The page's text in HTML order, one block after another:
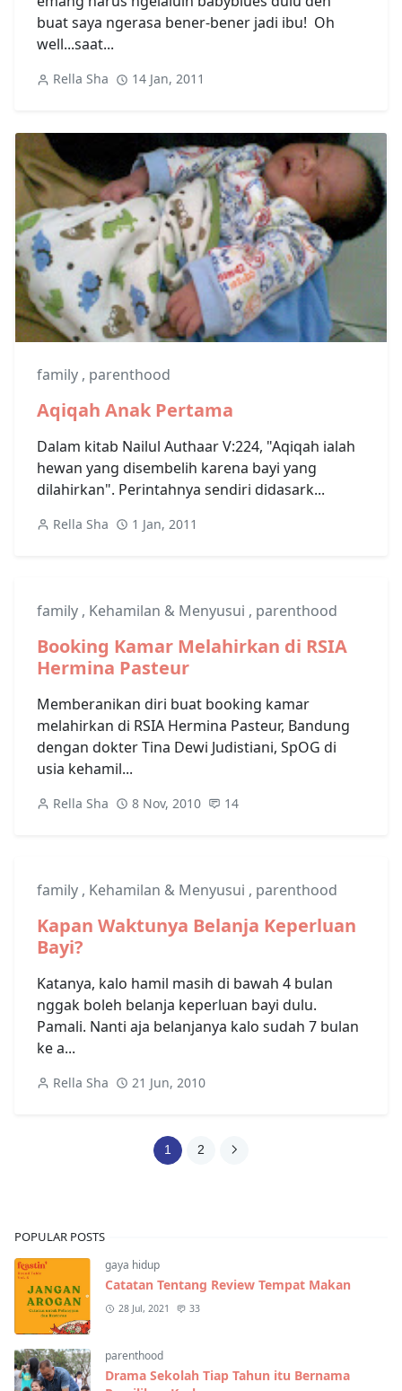
buat saya ngerasa bener-bener jadi ibu! Oh
well...saat...
Rella Sha 14 Jan, 2011
family , parenthood
Aqiqah Anak Pertama
Dalam kitab Nailul Authaar V:224, "Aqiqah ialah
hewan yang disembelih karena bayi yang
dilahirkan". Perintahnya sendiri didasark...
Rella Sha 1 Jan, 2011
family , Kehamilan & Menyusui , parenthood
Booking Kamar Melahirkan di RSIA
Hermina Pasteur
Memberanikan diri buat booking kamar
melahirkan di RSIA Hermina Pasteur, Bandung
dengan dokter Tina Dewi Judistiani, SpOG di
usia kehamil...
Rella Sha 8 Nov, 2010 14
family , Kehamilan & Menyusui , parenthood
Kapan Waktunya Belanja Keperluan
Bayi?
Katanya, kalo hamil masih di bawah 4 bulan
nggak boleh belanja keperluan bayi dulu.
Pamali. Nanti aja belanjanya kalo sudah 7 bulan
ke a...
Rella Sha 21 Jun, 2010
1 2
POPULAR POSTS
gaya hidup
Catatan Tentang Review Tempat Makan
28 Jul, 2021 33
parenthood
Drama Sekolah Tiap Tahun itu Bernama